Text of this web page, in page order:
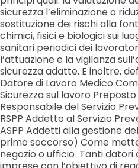
sicurezza l’eliminazione o
sostituzione dei rischi alla
chimici, fisici e biologici sui
sanitari periodici dei
l’attuazione e la vigilanza
sicurezza adatte. E inoltre,
Datore di Lavoro Medico
Sicurezza sul lavoro
Responsabile del Servizio
RSPP Addetto al Servizio
ASPP Addetti alla gestione
primo soccorso) Come
negozio o ufficio Tanti datori